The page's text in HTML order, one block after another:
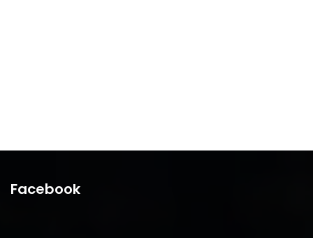
Facebook